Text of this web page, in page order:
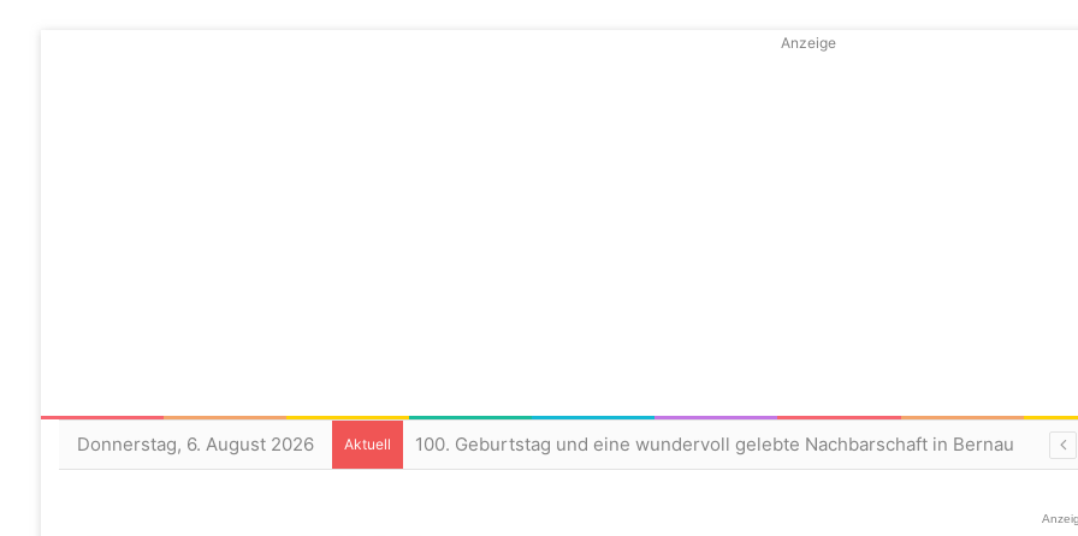
Anzeige
Donnerstag, 6. August 2026 Aktuell 100. Geburtstag und eine wundervoll gelebte Nachbarschaft in Bernau